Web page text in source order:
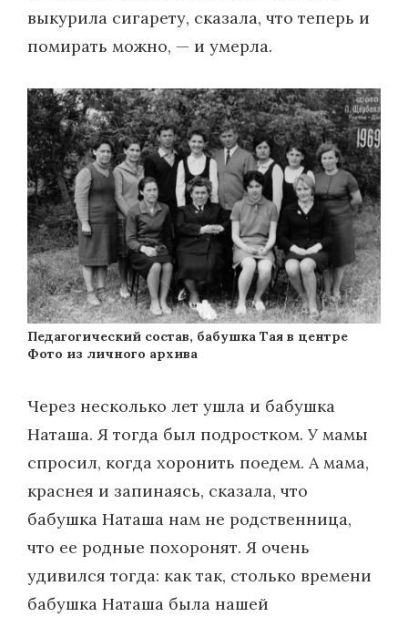
выкурила сигарету, сказала, что теперь и
помирать можно, — и умерла.
Педагогический состав, бабушка Тая в центре
Фото из личного архива
Через несколько лет ушла и бабушка
Наташа. Я тогда был подростком. У мамы
спросил, когда хоронить поедем. А мама,
краснея и запинаясь, сказала, что
бабушка Наташа нам не родственница,
что ее родные похоронят. Я очень
удивился тогда: как так, столько времени
бабушка Наташа была нашей